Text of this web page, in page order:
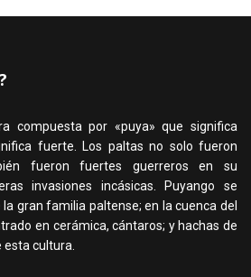
compuesta por «puya» que significa
fuerte. Los paltas no solo fueron
fueron fuertes guerreros en su
invasiones incásicas. Puyango se
gran familia paltense; en la cuenca del
en cerámica, cántaros; y hachas de
cultura.